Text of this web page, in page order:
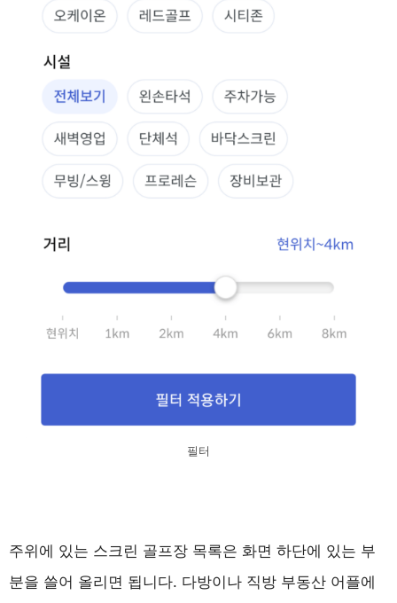
필터
주위에 있는 스크린 골프장 목록은 화면 하단에 있는 부
분을 쓸어 올리면 됩니다. 다방이나 직방 부동산 어플에